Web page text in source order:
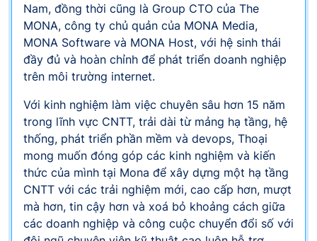
Nam, đồng thời cũng là Group CTO của The
MONA, công ty chủ quản của MONA Media,
MONA Software và MONA Host, với hệ sinh thái
đầy đủ và hoàn chỉnh để phát triển doanh nghiệp
trên môi trường internet.
Với kinh nghiệm làm việc chuyên sâu hơn 15 năm
trong lĩnh vực CNTT, trải dài từ mảng hạ tầng, hệ
thống, phát triển phần mềm và devops, Thoại
mong muốn đóng góp các kinh nghiệm và kiến
thức của mình tại Mona để xây dựng một hạ tầng
CNTT với các trải nghiệm mới, cao cấp hơn, mượt
mà hơn, tin cậy hơn và xoá bỏ khoảng cách giữa
các doanh nghiệp và công cuộc chuyển đổi số với